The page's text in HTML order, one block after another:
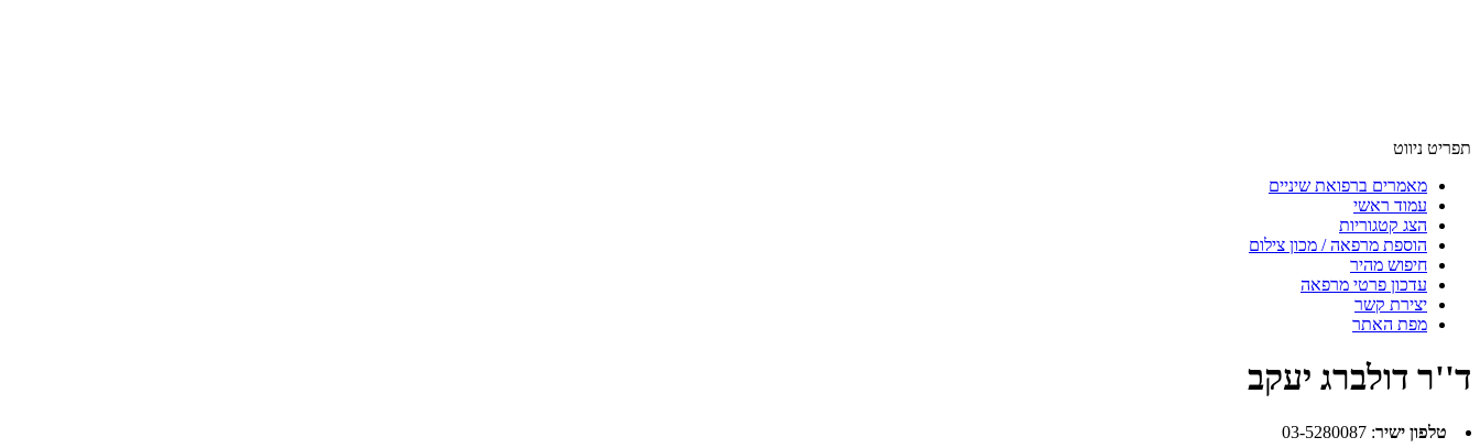
תפריט ניווט
מאמרים ברפואת שיניים
עמוד ראשי
הצג קטגוריות
הוספת מרפאה / מכון צילום
חיפוש מהיר
עדכון פרטי מרפאה
יצירת קשר
מפת האתר
ד''ר דולברג יעקב
טלפון ישיר:
03-5280087